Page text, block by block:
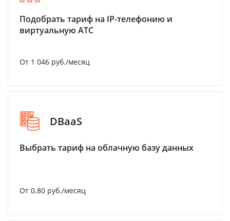
Подобрать тариф на IP-телефонию и
виртуальную АТС
От 1 046 руб./месяц
DBaaS
Выбрать тариф на облачную базу данных
От 0.80 руб./месяц